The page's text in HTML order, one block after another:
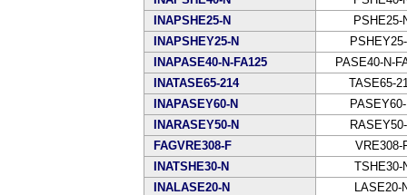
INAPSHE25-N
PSHE25-
INAPSHEY25-N
INAPASE40-N-FA125
PASE40-N-
INATASE65-214
TASE65-
INAPASEY60-N
INARASEY50-N
FAGVRE308-F
VRE308-
INATSHE30-N
TSHE30-
INALASE20-N
LASE20-